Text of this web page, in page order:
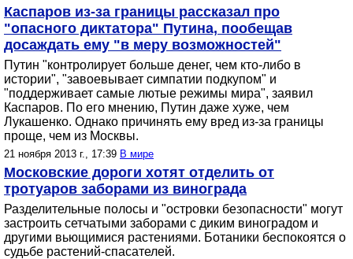
Каспаров из-за границы рассказал про
"опасного диктатора" Путина, пообещав
досаждать ему "в меру возможностей"
Путин "контролирует больше денег, чем кто-либо в
истории", "завоевывает симпатии подкупом" и
"поддерживает самые лютые режимы мира", заявил
Каспаров. По его мнению, Путин даже хуже, чем
Лукашенко. Однако причинять ему вред из-за границы
проще, чем из Москвы.
21 ноября 2013 г., 17:39 В мире
Московские дороги хотят отделить от
тротуаров заборами из винограда
Разделительные полосы и "островки безопасности" могут
застроить сетчатыми заборами с диким виноградом и
другими вьющимися растениями. Ботаники беспокоятся о
судьбе растений-спасателей.